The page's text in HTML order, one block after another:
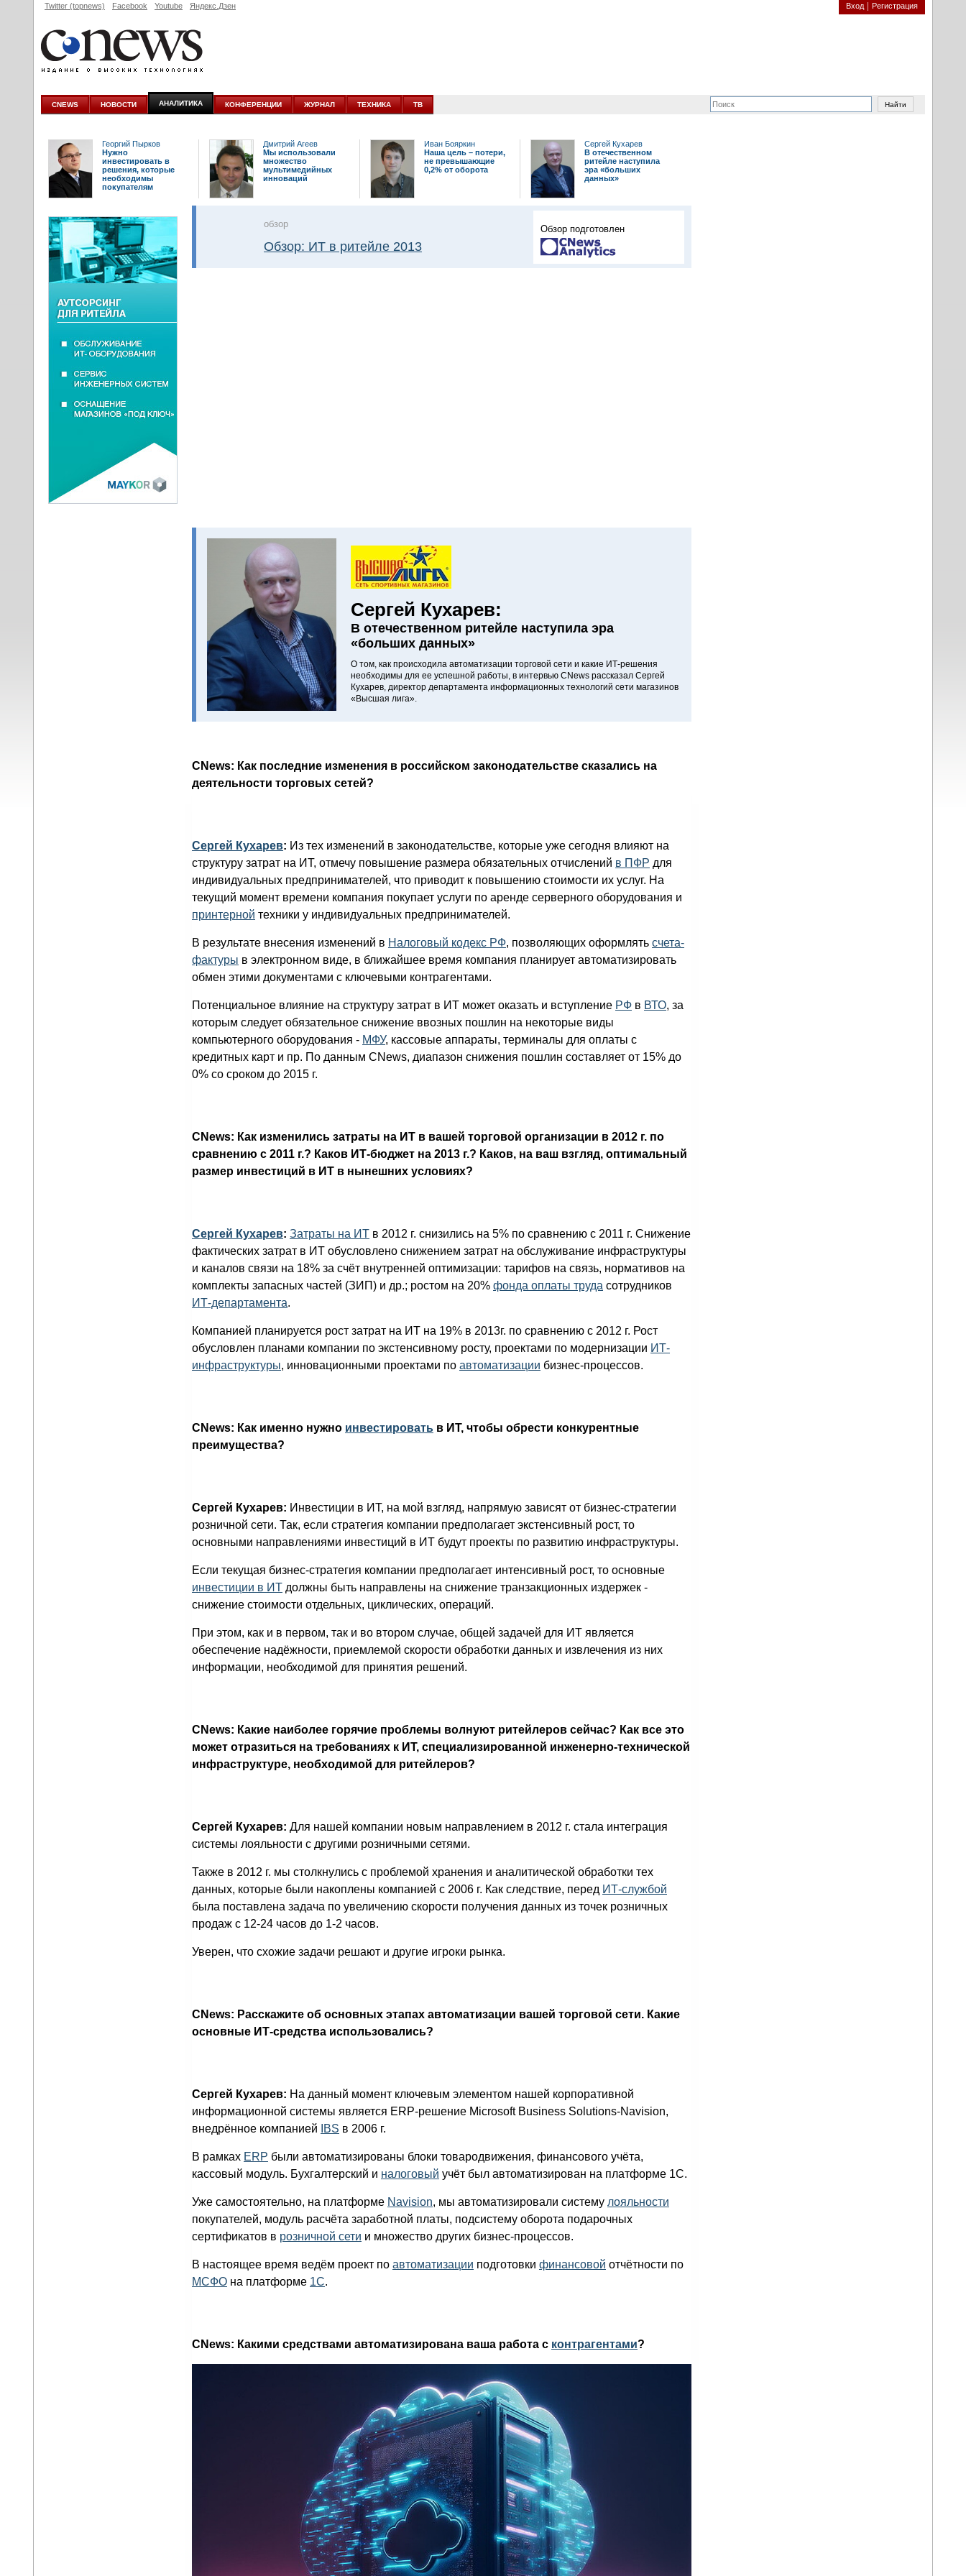
Вход Регистрация
Twitter (topnews) Facebook Youtube Яндекс.Дзен
CNEWS НОВОСТИ АНАЛИТИКА КОНФЕРЕНЦИИ ЖУРНАЛ ТЕХНИКА ТВ
Георгий Пырков
Нужно
инвестировать в
решения, которые
необходимы
покупателям
Дмитрий Агеев
Мы использовали
множество
мультимедийных
инноваций
Иван Бояркин
Наша цель – потери,
не превышающие
0,2% от оборота
Сергей Кухарев
В отечественном
ритейле наступила
эра «больших
данных»
oбзор
Обзор: ИТ в ритейле 2013
Обзор подготовлен
Сергей Кухарев:
В отечественном ритейле наступила эра
«больших данных»
О том, как происходила автоматизации торговой сети и какие ИТ-решения
необходимы для ее успешной работы, в интервью CNews рассказал Сергей
Кухарев, директор департамента информационных технологий сети магазинов
«Высшая лига».
CNews: Как последние изменения в российском законодательстве сказались на
деятельности торговых сетей?
Сергей Кухарев: Из тех изменений в законодательстве, которые уже сегодня влияют на
структуру затрат на ИТ, отмечу повышение размера обязательных отчислений в ПФР для
индивидуальных предпринимателей, что приводит к повышению стоимости их услуг. На
текущий момент времени компания покупает услуги по аренде серверного оборудования и
принтерной техники у индивидуальных предпринимателей.
В результате внесения изменений в Налоговый кодекс РФ, позволяющих оформлять счета-
фактуры в электронном виде, в ближайшее время компания планирует автоматизировать
обмен этими документами с ключевыми контрагентами.
Потенциальное влияние на структуру затрат в ИТ может оказать и вступление РФ в ВТО, за
которым следует обязательное снижение ввозных пошлин на некоторые виды
компьютерного оборудования - МФУ, кассовые аппараты, терминалы для оплаты с
кредитных карт и пр. По данным CNews, диапазон снижения пошлин составляет от 15% до
0% со сроком до 2015 г.
CNews: Как изменились затраты на ИТ в вашей торговой организации в 2012 г. по
сравнению с 2011 г.? Каков ИТ-бюджет на 2013 г.? Каков, на ваш взгляд, оптимальный
размер инвестиций в ИТ в нынешних условиях?
Сергей Кухарев: Затраты на ИТ в 2012 г. снизились на 5% по сравнению с 2011 г. Снижение
фактических затрат в ИТ обусловлено снижением затрат на обслуживание инфраструктуры
и каналов связи на 18% за счёт внутренней оптимизации: тарифов на связь, нормативов на
комплекты запасных частей (ЗИП) и др.; ростом на 20% фонда оплаты труда сотрудников
ИТ-департамента.
Компанией планируется рост затрат на ИТ на 19% в 2013г. по сравнению с 2012 г. Рост
обусловлен планами компании по экстенсивному росту, проектами по модернизации ИТ-
инфраструктуры, инновационными проектами по автоматизации бизнес-процессов.
CNews: Как именно нужно инвестировать в ИТ, чтобы обрести конкурентные
преимущества?
Сергей Кухарев: Инвестиции в ИТ, на мой взгляд, напрямую зависят от бизнес-стратегии
розничной сети. Так, если стратегия компании предполагает экстенсивный рост, то
основными направлениями инвестиций в ИТ будут проекты по развитию инфраструктуры.
Если текущая бизнес-стратегия компании предполагает интенсивный рост, то основные
инвестиции в ИТ должны быть направлены на снижение транзакционных издержек -
снижение стоимости отдельных, циклических, операций.
При этом, как и в первом, так и во втором случае, общей задачей для ИТ является
обеспечение надёжности, приемлемой скорости обработки данных и извлечения из них
информации, необходимой для принятия решений.
CNews: Какие наиболее горячие проблемы волнуют ритейлеров сейчас? Как все это
может отразиться на требованиях к ИТ, специализированной инженерно-технической
инфраструктуре, необходимой для ритейлеров?
Сергей Кухарев: Для нашей компании новым направлением в 2012 г. стала интеграция
системы лояльности с другими розничными сетями.
Также в 2012 г. мы столкнулись с проблемой хранения и аналитической обработки тех
данных, которые были накоплены компанией с 2006 г. Как следствие, перед ИТ-службой
была поставлена задача по увеличению скорости получения данных из точек розничных
продаж с 12-24 часов до 1-2 часов.
Уверен, что схожие задачи решают и другие игроки рынка.
CNews: Расскажите об основных этапах автоматизации вашей торговой сети. Какие
основные ИТ-средства использовались?
Сергей Кухарев: На данный момент ключевым элементом нашей корпоративной
информационной системы является ERP-решение Microsoft Business Solutions-Navision,
внедрённое компанией
IBS в 2006 г.
В рамках ERP были автоматизированы блоки товародвижения, финансового учёта,
кассовый модуль. Бухгалтерский и налоговый учёт был автоматизирован на платформе 1С.
Уже самостоятельно, на платформе Navision, мы автоматизировали систему лояльности
покупателей, модуль расчёта заработной платы, подсистему оборота подарочных
сертификатов в розничной сети и множество других бизнес-процессов.
В настоящее время ведём проект по автоматизации подготовки финансовой отчётности по
МСФО на платформе 1С.
CNews: Какими средствами автоматизирована ваша работа с контрагентами?